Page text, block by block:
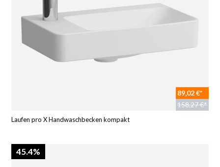
89,02 €*
158,27 €*
Laufen pro X Handwaschbecken kompakt
45.4%